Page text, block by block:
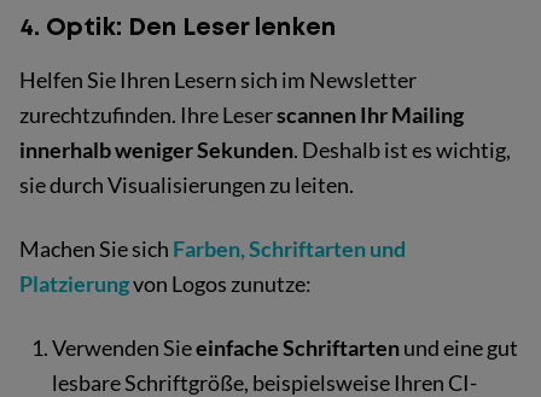
4. Optik: Den Leser lenken
Helfen Sie Ihren Lesern sich im Newsletter
zurechtzufinden. Ihre Leserscannen Ihr Mailing
innerhalb weniger Sekunden. Deshalb ist es wichtig,
sie durch Visualisierungen zu leiten.
Machen Sie sich Farben, Schriftarten und
Platzierungvon Logos zunutze:
Verwenden Sieeinfache Schriftartenund eine gut
lesbare Schriftgröße, beispielsweise Ihren CI-